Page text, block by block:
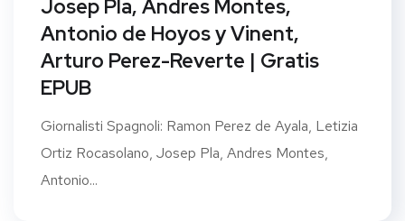
Josep Pla, Andres Montes,
Antonio de Hoyos y Vinent,
Arturo Perez-Reverte | Gratis
EPUB
Giornalisti Spagnoli: Ramon Perez de Ayala, Letizia
Ortiz Rocasolano, Josep Pla, Andres Montes,
Antonio...